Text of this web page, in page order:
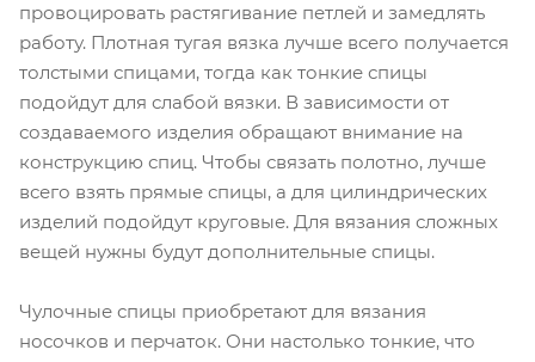
провоцировать растягивание петлей и замедлять
работу. Плотная тугая вязка лучше всего получается
толстыми спицами, тогда как тонкие спицы
подойдут для слабой вязки. В зависимости от
создаваемого изделия обращают внимание на
конструкцию спиц. Чтобы связать полотно, лучше
всего взять прямые спицы, а для цилиндрических
изделий подойдут круговые. Для вязания сложных
вещей нужны будут дополнительные спицы.
Чулочные спицы приобретают для вязания
носочков и перчаток. Они настолько тонкие, что